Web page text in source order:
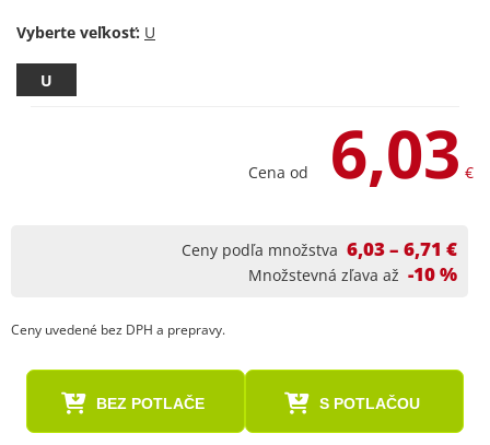
Vyberte veľkosť:
U
Cena od 6,03 €
Ceny podľa množstva 6,03 – 6,71 €
Množstevná zľava až -10 %
Ceny uvedené bez DPH a prepravy.
BEZ POTLAČE S POTLAČOU